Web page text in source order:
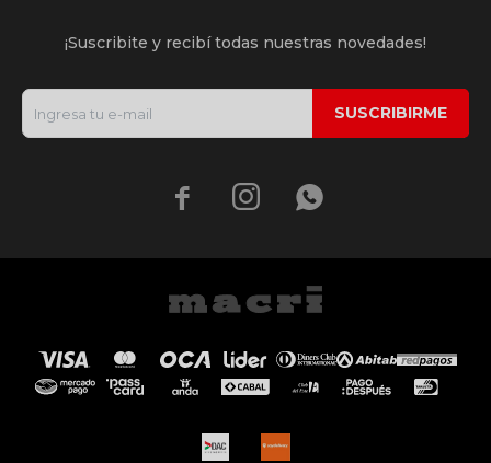
¡Suscribite y recibí todas nuestras novedades!
SUSCRIBIRME
  